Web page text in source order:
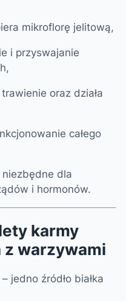
mikroflorę jelitową,
i przyswajanie
oraz działa
całego
niezbędne dla
i hormonów.
karmy
z warzywami
jedno źródło białka